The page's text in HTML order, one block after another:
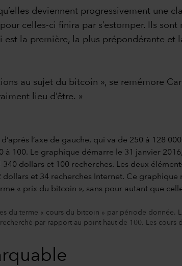
deviennent progressivement une
celles-ci finira par s’estomper. Ils
la première, la plus prépondérante et
au sujet du bitcoin », se remémore
lieu d’être. »
du terme « cours du bitcoin » par période donnée.
par rapport au point haut de 100. Les cours